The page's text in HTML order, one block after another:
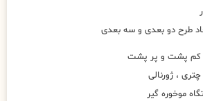
طرح دو بعدی و سه بعدی
کم پشت و پر پشت
، ژورنالی
موخوره گیر